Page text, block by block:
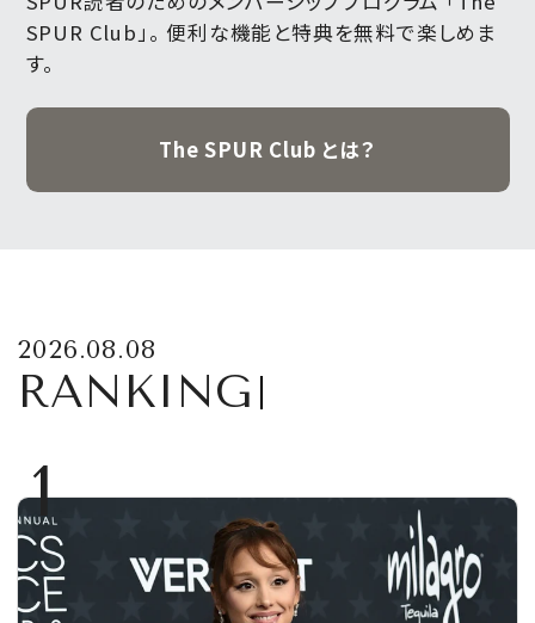
SPUR Club」。 便利な機能と特典を無料で楽しめま
す。
The SPUR Club とは？
2026.08.08
RANKING
1